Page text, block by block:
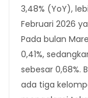
3,48% (YoY),
Februari 2026
Pada bulan
0,41%,
sebesar 0,68%.
ada tiga